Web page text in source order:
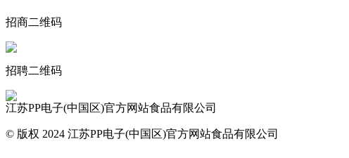
招商二维码
招聘二维码
江苏PP电子(中国区)官方网站食品有限公司
© 版权 2024 江苏PP电子(中国区)官方网站食品有限公司